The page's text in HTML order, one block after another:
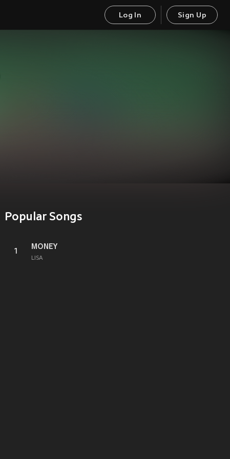
Log In Sign Up
Popular Songs
1
MONEY
LISA